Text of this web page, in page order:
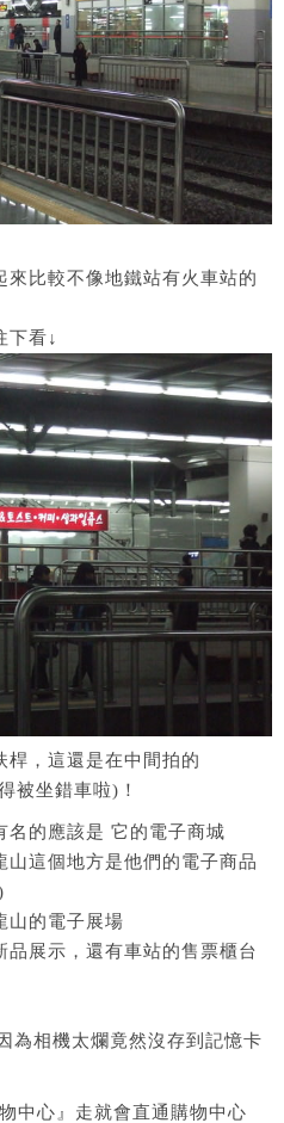
比較不像地鐵站有火車站的
下看↓
桿，這還是在中間拍的
被坐錯車啦)！
名的應該是 它的電子商城
這個地方是他們的電子商品
山的電子展場
展示，還有車站的售票櫃台
為相機太爛竟然沒存到記憶卡
中心』走就會直通購物中心